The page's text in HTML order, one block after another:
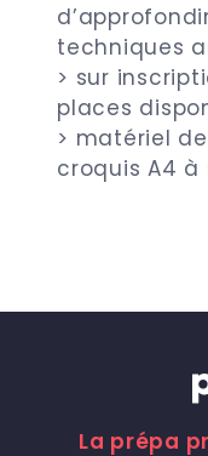
techniques
> sur
places
> matériel
croquis A4 à
La prépa